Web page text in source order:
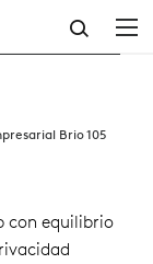
Brio 105
con equilibrio